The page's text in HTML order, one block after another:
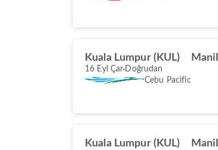
Kuala Lumpur (KUL)
16 Eyl Çar Doğrudan
Cebu Pacific
Kuala Lumpur (KUL)